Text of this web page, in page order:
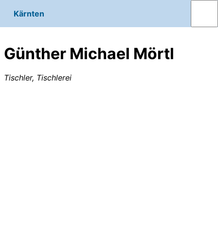
Kärnten
Günther Michael Mörtl
Tischler, Tischlerei